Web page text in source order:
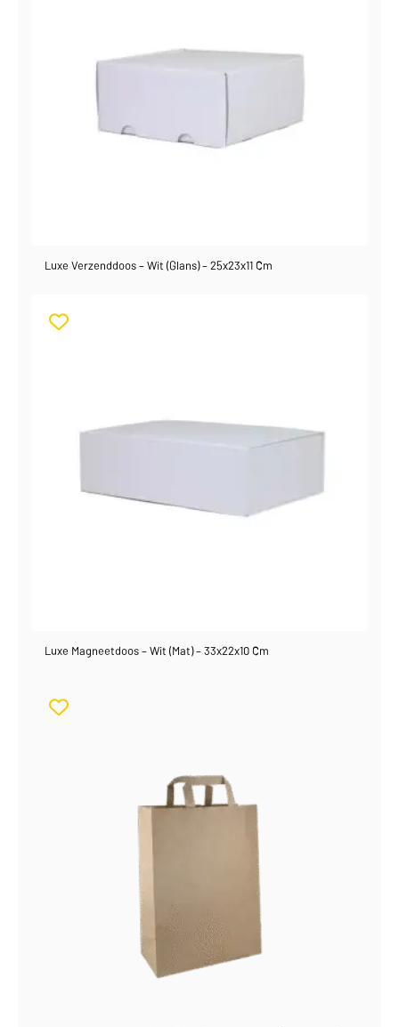
Luxe Verzenddoos – Wit (glans) – 25x23x11 Cm
Luxe Magneetdoos – Wit (mat) – 33x22x10 Cm